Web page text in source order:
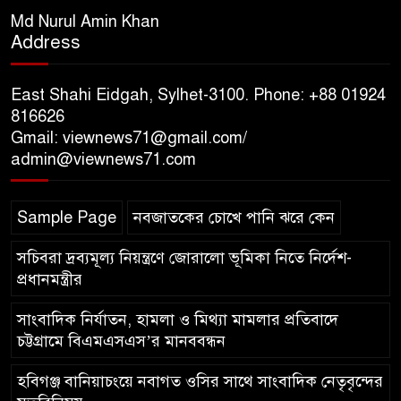
গভীর শ্রদ্ধা নিবেদন
শতাংশই সিলেটি
হাসপাতালে ৩৫১ জন
Md Nurul Amin Khan
Address
East Shahi Eidgah, Sylhet-3100. Phone: +88 01924
816626
Gmail: viewnews71@gmail.com/
admin@viewnews71.com
Sample Page নবজাতকের চোখে পানি ঝরে কেন
সচিবরা দ্রব্যমূল্য নিয়ন্ত্রণে জোরালো ভূমিকা নিতে নির্দেশ-
প্রধানমন্ত্রীর
সাংবাদিক নির্যাতন, হামলা ও মিথ্যা মামলার প্রতিবাদে
চট্টগ্রামে বিএমএসএস’র মানববন্ধন
হবিগঞ্জ বানিয়াচংয়ে নবাগত ওসির সাথে সাংবাদিক নেতৃবৃন্দের